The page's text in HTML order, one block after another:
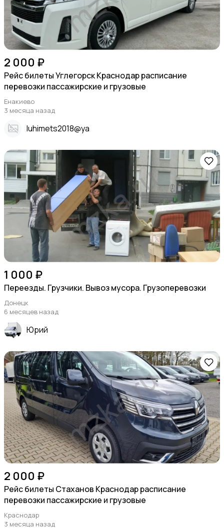
2 000 ₽
Рейс билеты Углегорск Краснодар расписание
перевозки пассажирские и грузовые
Енакиево
3 месяца назад
Iuhimets2018@ya
1 000 ₽
Переезды. Грузчики. Вывоз мусора. Грузоперевозки
Донецк
6 месяцев назад
Юрий
2 000 ₽
Рейс билеты Стаханов Краснодар расписание
перевозки пассажирские и грузовые
Краснодар
3 месяца назад